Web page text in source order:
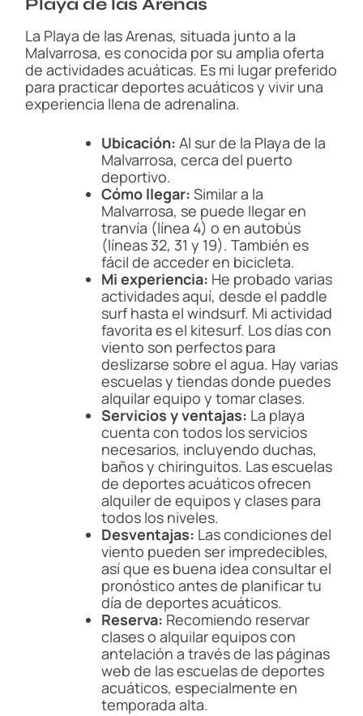
Playa de las Arenas
La Playa de las Arenas, situada junto a la
Malvarrosa, es conocida por su amplia oferta
de actividades acuáticas. Es mi lugar preferido
para practicar deportes acuáticos y vivir una
experiencia llena de adrenalina.
Ubicación: Al sur de la Playa de la
Malvarrosa, cerca del puerto
deportivo.
Cómo llegar: Similar a la
Malvarrosa, se puede llegar en
tranvía (línea 4) o en autobús
(líneas 32, 31 y 19). También es
fácil de acceder en bicicleta.
Mi experiencia: He probado varias
actividades aquí, desde el paddle
surf hasta el windsurf. Mi actividad
favorita es el kitesurf. Los días con
viento son perfectos para
deslizarse sobre el agua. Hay varias
escuelas y tiendas donde puedes
alquilar equipo y tomar clases.
Servicios y ventajas: La playa
cuenta con todos los servicios
necesarios, incluyendo duchas,
baños y chiringuitos. Las escuelas
de deportes acuáticos ofrecen
alquiler de equipos y clases para
todos los niveles.
Desventajas: Las condiciones del
viento pueden ser impredecibles,
así que es buena idea consultar el
pronóstico antes de planificar tu
día de deportes acuáticos.
Reserva: Recomiendo reservar
clases o alquilar equipos con
antelación a través de las páginas
web de las escuelas de deportes
acuáticos, especialmente en
temporada alta.